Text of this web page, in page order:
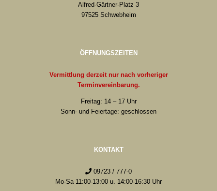
Alfred-Gärtner-Platz 3
97525 Schwebheim
ÖFFNUNGSZEITEN
Vermittlung derzeit nur nach vorheriger
Terminvereinbarung.
Freitag: 14 – 17 Uhr
Sonn- und Feiertage: geschlossen
KONTAKT
09723 / 777-0
Mo-Sa 11:00-13:00 u. 14:00-16:30 Uhr